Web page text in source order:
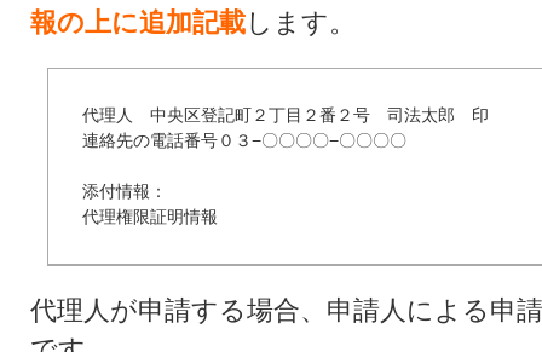
報の上に追加記載します。
代理人　中央区登記町２丁目２番２号　司法太郎　印
連絡先の電話番号０３−〇〇〇〇−〇〇〇〇
添付情報：
代理権限証明情報
代理人が申請する場合、申請人による申